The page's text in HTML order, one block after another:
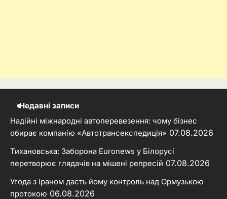
Недавні записи
Надійні міжнародні автоперевезення: чому бізнес
обирає компанію «Автотрансекспедиція» 07.08.2026
Тихановська: Заборона Euronews у Білорусі
перетворює глядачів на мішені репресій 07.08.2026
Угода з Іраном дасть йому контроль над Ормузькою
протокою 06.08.2026